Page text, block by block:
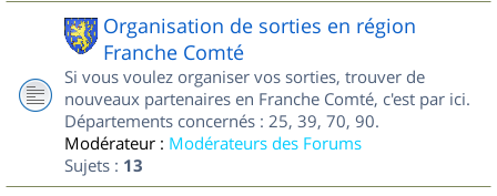
Organisation de sorties en région
Franche Comté
Si vous voulez organiser vos sorties, trouver de
nouveaux partenaires en Franche Comté, c'est par ici.
Départements concernés : 25, 39, 70, 90.
Modérateur : Modérateurs des Forums
Sujets : 13